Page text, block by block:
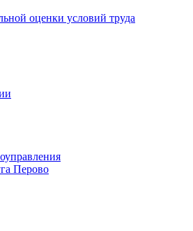
оценки условий труда
Перово